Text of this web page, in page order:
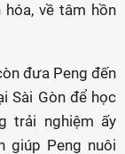
về tâm hồn
đưa Peng đến
Sài Gòn để học
trải nghiệm ấy
giúp Peng nuôi